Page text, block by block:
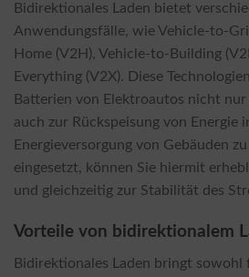
Bidirektionales Laden bietet
Anwendungsfälle, wie Vehicle-to-
Home (V2H), Vehicle-to-Building
Everything (V2X). Diese
Batterien von Elektroautos nicht nur
auch zur Rückspeisung von Energie
Energieversorgung von Gebäuden
eingesetzt, können Sie hiermit
und gleichzeitig zur Stabilität des
Vorteile von bidirektionalem
Bidirektionales Laden bringt